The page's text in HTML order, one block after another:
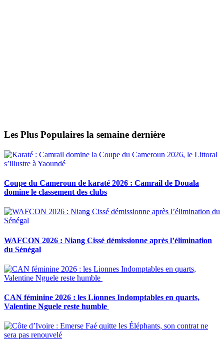
Les Plus Populaires la semaine dernière
Coupe du Cameroun de karaté 2026 : Camrail de Douala
domine le classement des clubs
WAFCON 2026 : Niang Cissé démissionne après l’élimination
du Sénégal
CAN féminine 2026 : les Lionnes Indomptables en quarts,
Valentine Nguele reste humble